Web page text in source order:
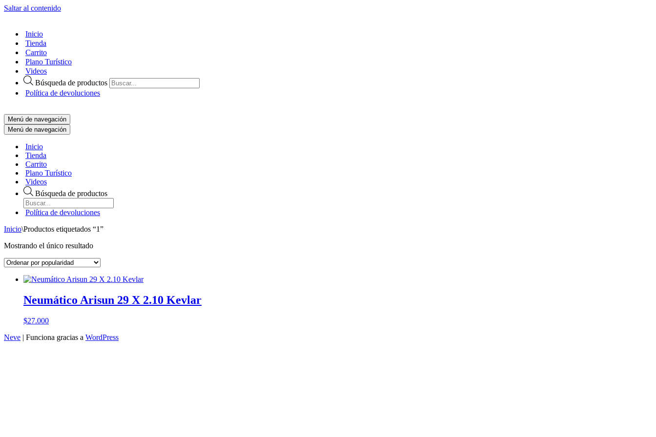
Saltar al contenido
Inicio
Tienda
Carrito
Plano Turístico
Videos
Búsqueda de productos
Política de devoluciones
Menú de navegación
Menú de navegación
Inicio
Tienda
Carrito
Plano Turístico
Videos
Búsqueda de productos
Política de devoluciones
Inicio\Productos etiquetados “1”
Mostrando el único resultado
Neumático Arisun 29 X 2.10 Kevlar
$27.000
Neve | Funciona gracias a WordPress